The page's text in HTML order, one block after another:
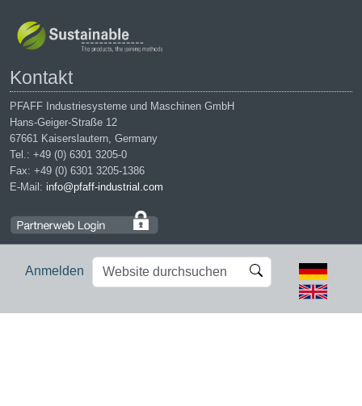
Anmelden
Website
durchsuchen
Erweiterte
Suche…
Kontakt
PFAFF Industriesysteme und Maschinen GmbH
Hans-Geiger-Straße 12
67661 Kaiserslautern, Germany
Tel.: +49 (0) 6301 3205-0
Fax: +49 (0) 6301 3205-1386
E-Mail: info@pfaff-industrial.com